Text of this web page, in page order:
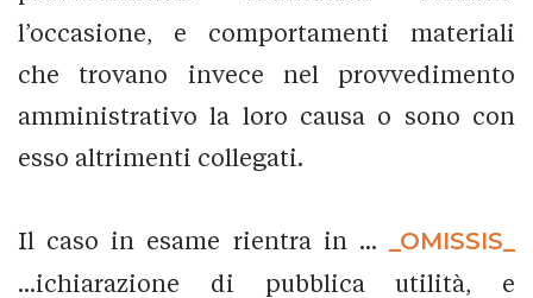
l’occasione, e comportamenti materiali
che trovano invece nel provvedimento
amministrativo la loro causa o sono con
esso altrimenti collegati.
Il caso in esame rientra in ... _OMISSIS_
...ichiarazione di pubblica utilità, e